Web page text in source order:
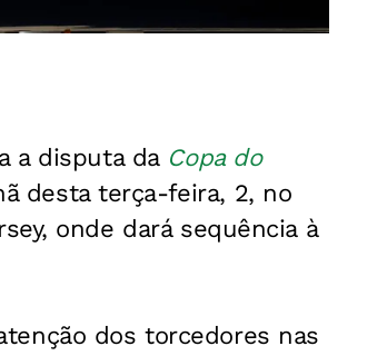
a disputa da Copa do
desta terça-feira, 2, no
onde dará sequência à
dos torcedores nas